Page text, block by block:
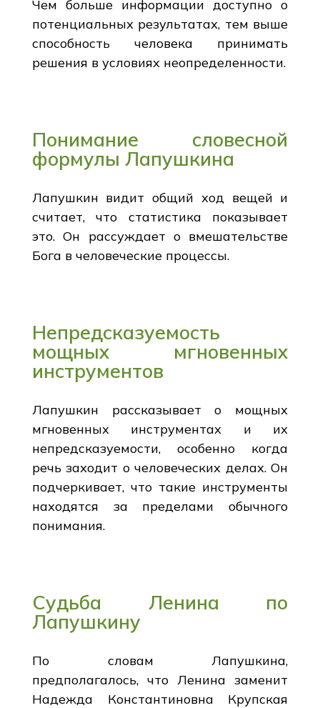
Чем больше информации доступно о
потенциальных результатах, тем выше
способность человека принимать
решения в условиях неопределенности.
Понимание словесной
формулы Лапушкина
Лапушкин видит общий ход вещей и
считает, что статистика показывает
это. Он рассуждает о вмешательстве
Бога в человеческие процессы.
Непредсказуемость
мощных мгновенных
инструментов
Лапушкин рассказывает о мощных
мгновенных инструментах и их
непредсказуемости, особенно когда
речь заходит о человеческих делах. Он
подчеркивает, что такие инструменты
находятся за пределами обычного
понимания.
Судьба Ленина по
Лапушкину
По словам Лапушкина,
предполагалось, что Ленина заменит
Надежда Константиновна Крупская